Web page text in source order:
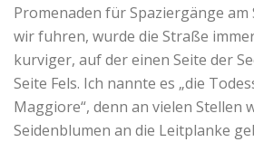
Promenaden für Spaziergänge am
wir fuhren, wurde die Straße
kurviger, auf der einen Seite der
Seite Fels. Ich nannte es „die
Maggiore“, denn an vielen Stellen
Seidenblumen an die Leitplanke